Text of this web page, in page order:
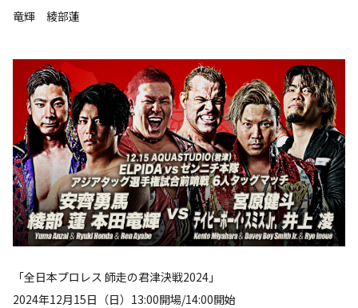
竜輝 綾部蓮
「全日本プロレス 師走の君津決戦2024」
2024年12月15日（日）13:00開場/14:00開始